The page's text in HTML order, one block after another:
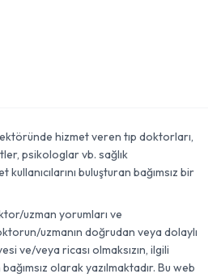
hizmet veren tıp doktorları,
psikologlar vb. sağlık
buluşturan bağımsız bir
uzman yorumları ve
uzmanın doğrudan veya dolaylı
ve/veya ricası olmaksızın, ilgili
olarak yazılmaktadır. Bu web